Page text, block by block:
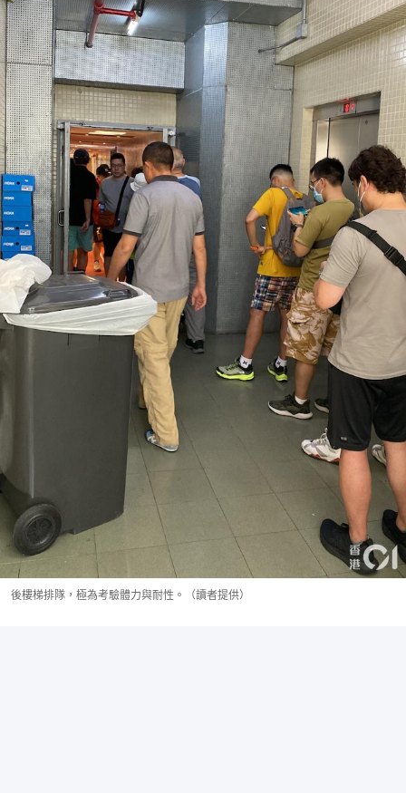
後樓梯排隊，極為考驗體力與耐性。（讀者提供）